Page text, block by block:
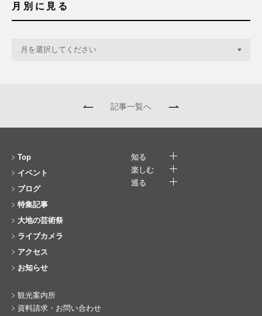
月別に見る
記事一覧へ
Top
イベント
ブログ
特集記事
大地の芸術祭
ライブカメラ
アクセス
お知らせ
知る
楽しむ
巡る
観光案内所
資料請求・お問い合わせ